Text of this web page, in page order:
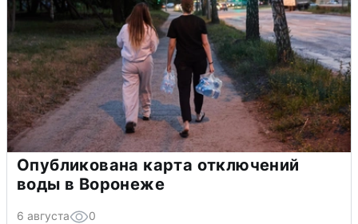
Опубликована карта отключений
воды в Воронеже
6 августа 0